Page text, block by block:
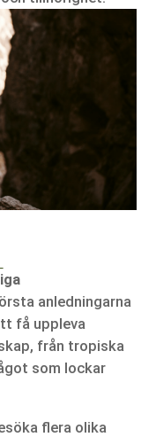
anledningarna
få uppleva
från tropiska
som lockar
flera olika